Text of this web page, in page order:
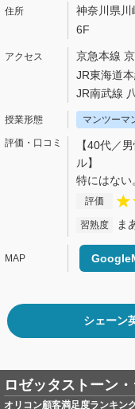
神奈川県
6F
京急本線
JR東海道
JR南武線
マンツーマ
【40代／
ル】
特にはない
評価
習熟度 ま
シェーン
ロゼッタストーン
オリコン顧客満足度ランキン